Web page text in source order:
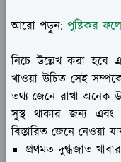
আরো পড়ুন: পুষ্টিকর
নিচে উল্লেখ করা
খাওয়া উচিত সেই
তথ্য জেনে রাখা অনেক
সুস্থ থাকার জন্য এবং
বিস্তারিত জেনে নেওয়া
প্রথমত দুগ্ধজাত খাবার